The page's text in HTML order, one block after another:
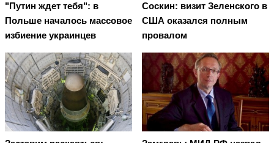
"Путин ждет тебя": в
Польше началось массовое
избиение украинцев
Соскин: визит Зеленского в
США оказался полным
провалом